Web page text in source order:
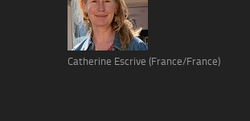
Catherine Escrive (France/France)